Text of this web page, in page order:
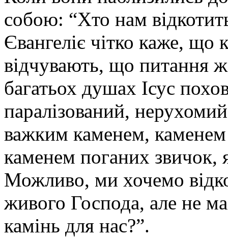
собою: “Хто нам
Євангеліє чітко каже, що
відчувають, що питання
багатьох душах Ісус
паралізований,
важким каменем, каменем
каменем поганих звичок,
Можливо, ми хочемо
живого Господа, але не
камінь для нас?”.